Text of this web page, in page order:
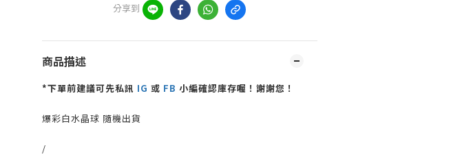
分享到
商品描述
*下單前建議可先私訊 IG 或 FB 小編確認庫存喔！謝謝您！
爆彩白水晶球 隨機出貨
/